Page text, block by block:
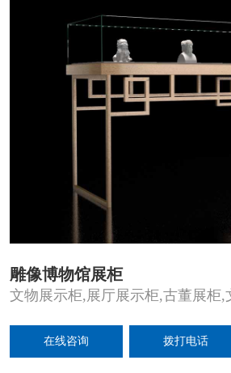
雕像博物馆展柜
文物展示柜,展厅展示柜,古董展柜,
在线咨询 拨打电话